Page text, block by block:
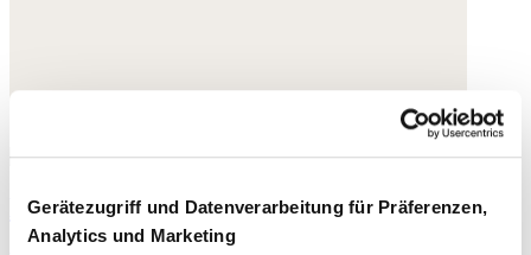
Gerätezugriff und Datenverarbeitung für Präferenzen,
Analytics und Marketing
Korbtasche